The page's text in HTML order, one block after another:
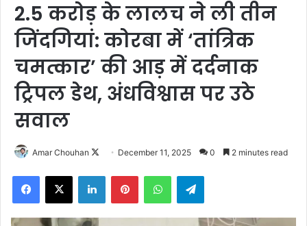
2.5 करोड़ के लालच ने ली तीन
जिंदगियां: कोरबा में ‘तांत्रिक
चमत्कार’ की आड़ में दर्दनाक
ट्रिपल डेथ, अंधविश्वास पर उठे
सवाल
Amar Chouhan
FollowDecember 11, 2025 0 2 minutes read
Facebook
X LinkedInPinterestWhatsAppTelegram